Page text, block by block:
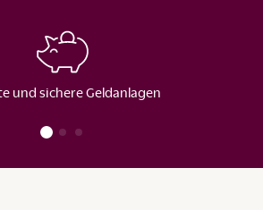
und sichere Geldanlagen